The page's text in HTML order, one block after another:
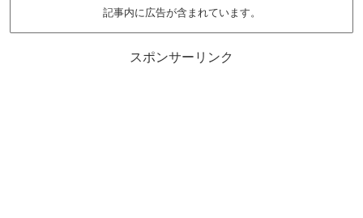
記事内に広告が含まれています。
スポンサーリンク